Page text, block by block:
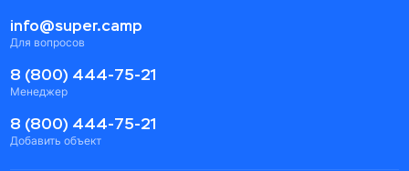
info@super.camp
Для вопросов
8 (800) 444-75-21
Менеджер
8 (800) 444-75-21
Добавить объект